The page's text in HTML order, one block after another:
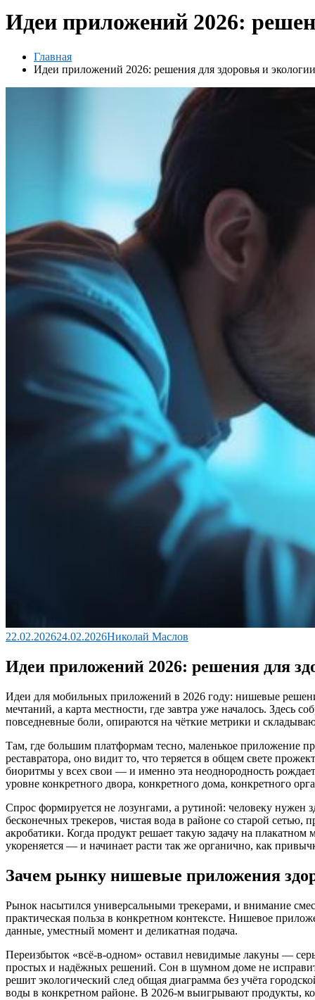
Идеи приложений 2026:
Главная
Идеи приложений 2026: решения для здоровья и экологии
22.02.202624.02.2026Николай Маслов
Идеи приложений 2026: решения для
Идеи для мобильных приложений в 2026 году: нишевые
мечтаний, а карта местности, где завтра уже началось. Здесь
повседневные боли, опираются на чёткие метрики и
Там, где большим платформам тесно, маленькое приложение
реставратора, оно видит то, что теряется в общем свете
биоритмы у всех свои — и именно эта неоднородность
уровне конкретного двора, конкретного дома, конкретного
Спрос формируется не лозунгами, а рутиной: человеку нужен
бесконечных трекеров, чистая вода в районе со старой сетью,
акробатики. Когда продукт решает такую задачу на
укореняется — и начинает расти так же органично, как
Зачем рынку нишевые приложения
Рынок насытился универсальными трекерами, и внимание
практическая польза в конкретном контексте. Нишевое
данные, уместный момент и деликатная подача.
Переизбыток «всё-в-одном» оставил невидимые лакуны —
простых и надёжных решений. Сон в шумном доме не
решит экологический след общая диаграмма без учёта
воды в конкретном районе. В 2026-м выигрывают продукты,